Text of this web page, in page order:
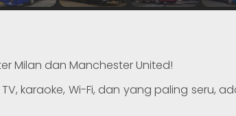
Milan dan Manchester United!
karaoke, Wi-Fi, dan yang paling seru,